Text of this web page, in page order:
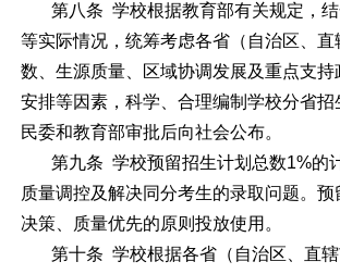
第八条 学校根据教育部有关规定，结
等实际情况，统筹考虑各省（自治区、直
数、生源质量、区域协调发展及重点支持
安排等因素，科学、合理编制学校分省招
民委和教育部审批后向社会公布。
第九条 学校预留招生计划总数1%的
质量调控及解决同分考生的录取问题。
决策、质量优先的原则投放使用。
第十条 学校根据各省（自治区、直辖